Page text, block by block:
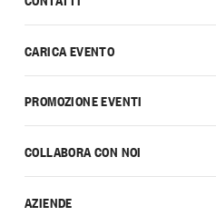
CARICA EVENTO
PROMOZIONE EVENTI
COLLABORA CON NOI
AZIENDE